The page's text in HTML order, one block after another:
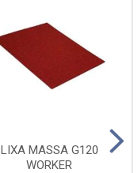
LIXA MASSA G120
WORKER